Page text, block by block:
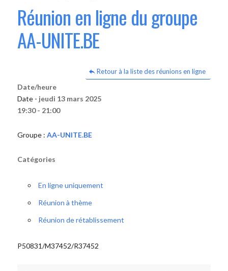
Réunion en ligne du groupe
AA-UNITE.BE
Retour à la liste des réunions en ligne
Date/heure
Date - jeudi 13 mars 2025
19:30 - 21:00
Groupe : AA-UNITE.BE
Catégories
En ligne uniquement
Réunion à thème
Réunion de rétablissement
P50831/M37452/R37452